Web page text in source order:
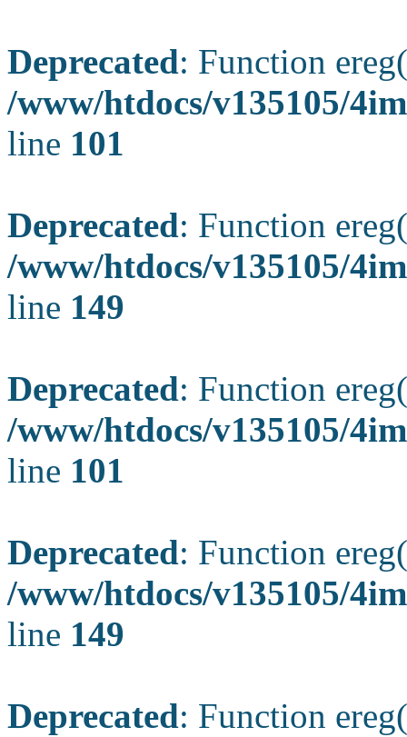
Deprecated: Function
/www/htdocs/v135105/
line 101
Deprecated: Function
/www/htdocs/v135105/
line 149
Deprecated: Function
/www/htdocs/v135105/
line 101
Deprecated: Function
/www/htdocs/v135105/
line 149
Deprecated: Function